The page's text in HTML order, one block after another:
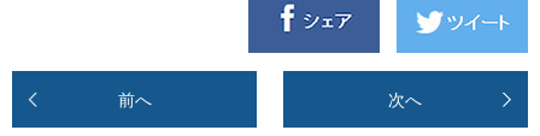
前へ 次へ